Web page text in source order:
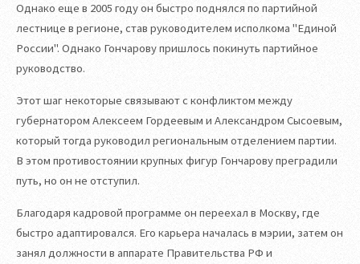
Однако еще в 2005 году он быстро поднялся по партийной
лестнице в регионе, став руководителем исполкома "Единой
России". Однако Гончарову пришлось покинуть партийное
руководство.
Этот шаг некоторые связывают с конфликтом между
губернатором Алексеем Гордеевым и Александром Сысоевым,
который тогда руководил региональным отделением партии.
В этом противостоянии крупных фигур Гончарову преградили
путь, но он не отступил.
Благодаря кадровой программе он переехал в Москву, где
быстро адаптировался. Его карьера началась в мэрии, затем он
занял должности в аппарате Правительства РФ и